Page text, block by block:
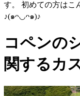
す。 初めての方はこ
♪(๑ᴖ◡ᴖ๑)♪
コペンの
関するカ